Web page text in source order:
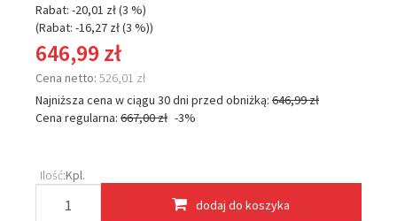
Rabat: -20,01 zł(3 %)
(Rabat: -16,27 zł(3 %))
646,99 zł
Cena netto: 526,01 zł
Najniższa cena w ciągu 30 dni przed obniżką: 646,99 zł
Cena regularna: 667,00 zł -3%
Ilość:Kpl.
dodaj do koszyka